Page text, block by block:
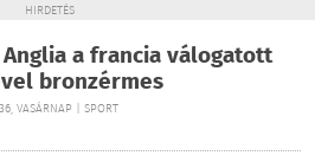
HIRDETÉS
a francia válogatott
bronzérmes
VASÁRNAP | SPORT